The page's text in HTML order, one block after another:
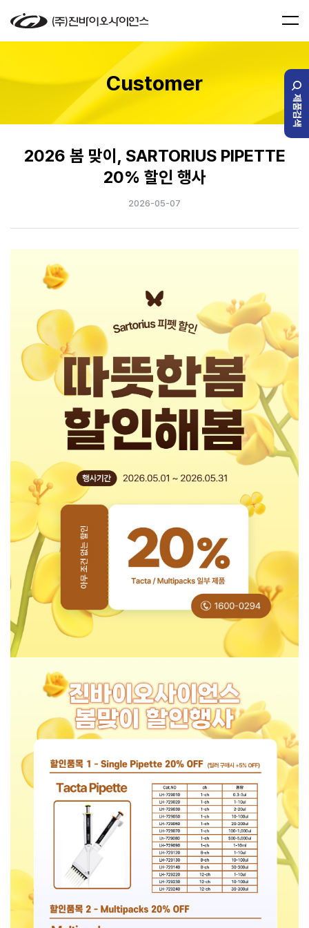
제품검색
Customer
2026 봄 맞이, SARTORIUS PIPETTE
20% 할인 행사
2026-05-07